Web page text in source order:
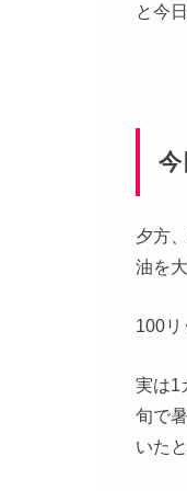
と今
今
夕方
油を
100リ
実は1
旬で
いた